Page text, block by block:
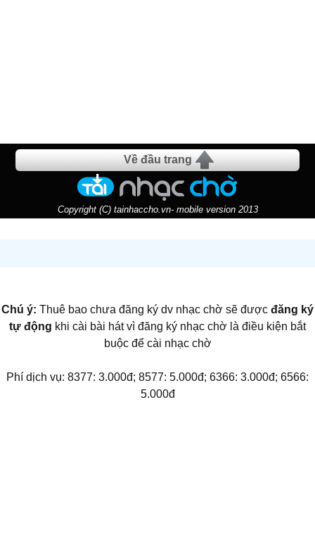
Về đầu trang
Copyright (C) tainhaccho.vn- mobile version 2013
Chú ý: Thuê bao chưa đăng ký dv nhạc chờ sẽ được đăng ký
tự động khi cài bài hát vì đăng ký nhạc chờ là điều kiện bắt
buộc để cài nhạc chờ
Phí dịch vụ: 8377: 3.000đ; 8577: 5.000đ; 6366: 3.000đ; 6566:
5.000đ